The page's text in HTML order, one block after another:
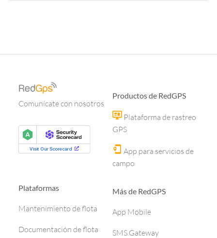
Comunícate con nosotros
Plataformas
Mantenimiento de flota
Documentación de flota
Productos de RedGPS
Plataforma de rastreo
GPS
App para servicios de
campo
Más de RedGPS
App Mobile
SMS Gateway